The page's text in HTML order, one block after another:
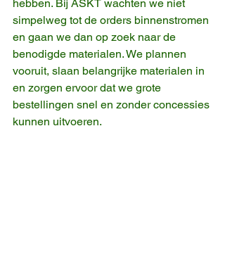
hebben. Bij ASKT wachten we niet
simpelweg tot de orders binnenstromen
en gaan we dan op zoek naar de
benodigde materialen. We plannen
vooruit, slaan belangrijke materialen in
en zorgen ervoor dat we grote
bestellingen snel en zonder concessies
kunnen uitvoeren.